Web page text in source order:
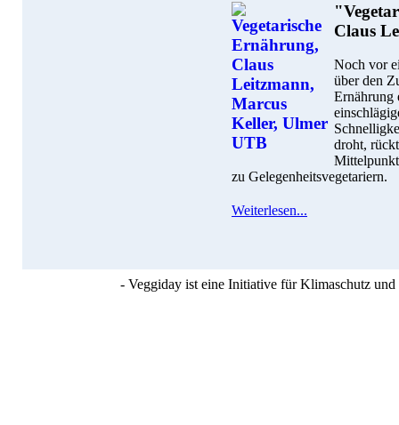
Claus
Noch vor
über den
Ernährung
droht,
Mittelpunkt
zu Gelegenheitsvegetariern.
Weiterlesen...
- Veggiday ist eine Initiative für Klimaschutz